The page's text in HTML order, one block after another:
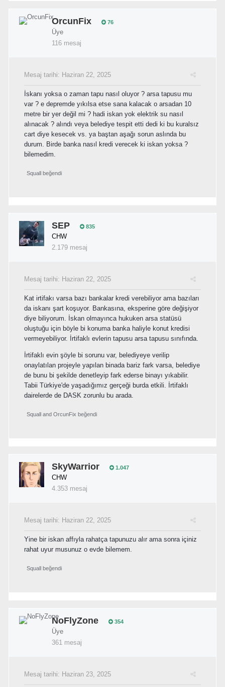
OrcunFix 76
Üye
116 mesaj
Mesaj tarihi: Haziran 22, 2025
İskanı yoksa o zaman tapu nasıl oluyor ? arsa tapusu mu
var ? e depremde yıkılsa etse sana kalacak o arsadan 10
metre bir yer değil mi ? hadi iskan yok elektrik su nasıl
alınacak ? alındı veya belediye tespit etti dedi ki bu kuralsız
cart diye kesecek vs. ya baştan aşağı sorun aslında bu
durum. Birde banka nasıl kredi verecek ki iskan yoksa ?
bilemedim.
Squall beğendi
SEP 835
CHW
2.179 mesaj
Mesaj tarihi: Haziran 22, 2025
Kat irtifakı varsa bazı bankalar kredi verebiliyor ama bazıları
da iskanı şart koşuyor. Bankasına, eksperine göre değişiyor
diye biliyorum. İskan olmayınca hukuken arsa statüsü
oluştuğu için böyle bi konuma banka haliyle konut kredisi
vermeyebiliyor. İrtifaklı evlerin tapusu arsa tapusu sınıfında.
İrtifaklı evin şöyle bi sorunu var, belediyeye verilip
onaylatılan projeyle yapılan binada bariz fark varsa, belediye
de bunu bi şekilde denetleyip fark ederse binayı yıkabilir.
Tabii Türkiye'de yaşadığımız gerçeği burda etkili. İrtifaklı
dairelerde de DASK zorunlu bu arada.
Squall and OrcunFix beğendi
SkyWarrior 1.047
CHW
4.353 mesaj
Mesaj tarihi: Haziran 22, 2025
Yine bir iskan affıyla rahatça tapunuzu alır ama sonra içiniz
rahat uyur musunuz o evde bilemem.
Squall beğendi
NoFlyZone 354
Üye
361 mesaj
Mesaj tarihi: Haziran 23, 2025